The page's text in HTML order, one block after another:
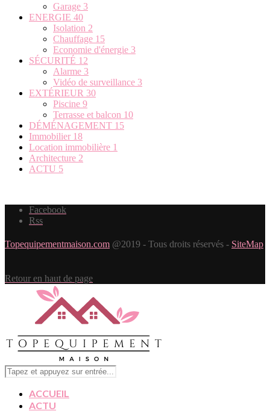
Garage 3
ENERGIE 40
Isolation 2
Chauffage 15
Economie d'énergie 3
SÉCURITÉ 12
Alarme 3
Vidéo de surveillance 3
EXTÉRIEUR 30
Piscine 9
Terrasse et balcon 10
DÉMÉNAGEMENT 15
Immobilier 18
Location immobilière 1
Architecture 2
ACTU 5
Facebook
Rss
Topequipementmaison.com @2019 - Tous droits réservés - SiteMap
Retour en haut de page
ACCUEIL
ACTU